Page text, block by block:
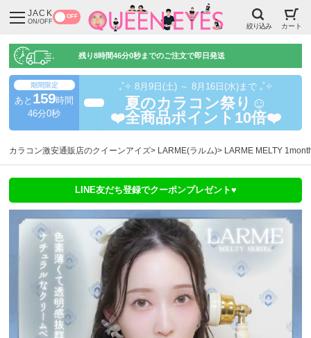
JACK
ON/OFF
OFF
絞り込み カート
残り8時間45分59秒までのご注文で即日発送
期間限定
あと 159時間
45分59秒
₊˚✧ 8月9日(土) ～ 8月16日(水)まで ₊˚✧
夏のカラコン祭り☺️
❤️全商品ポイント10倍❤️
カラコン激安通販店のクイーンアイズ LARME(ラルム) LARME MELTY
LINE友だち登録でクーポンプレゼント♥